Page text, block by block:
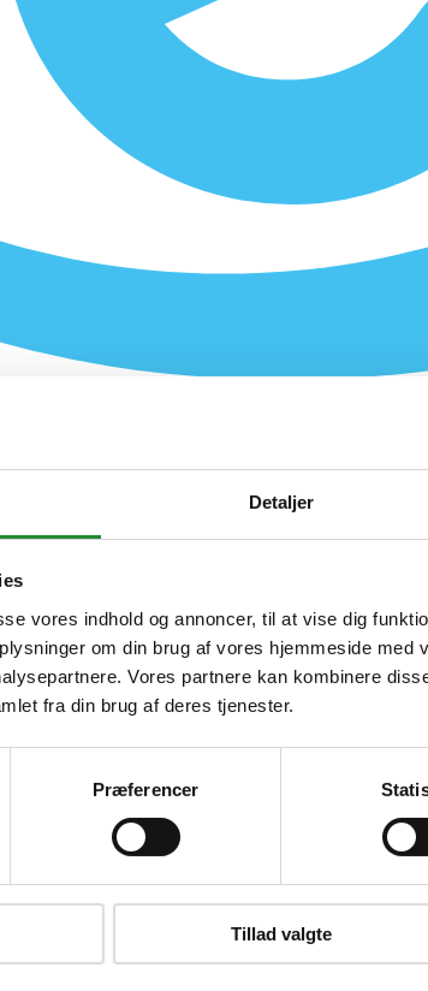
Detaljer
vores indhold og annoncer, til at vise dig
om din brug af vores hjemmeside med
Vores partnere kan kombinere
fra din brug af deres tjenester.
Præferencer
Tillad valgte